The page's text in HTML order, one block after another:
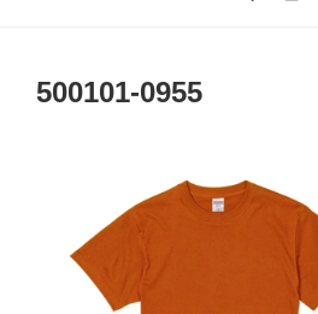
500101-0955